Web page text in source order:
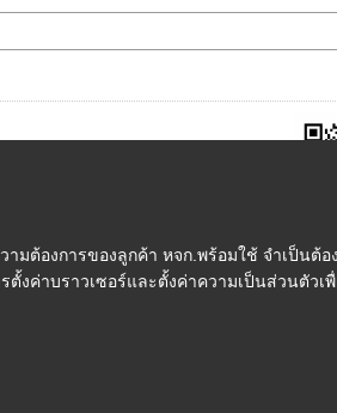
มต้องการของลูกค้า หจก.พร้อมใช้ จำเป็น
ตั้งค่าบราวเซอร์และตั้งค่าความเป็นส่วนตัว